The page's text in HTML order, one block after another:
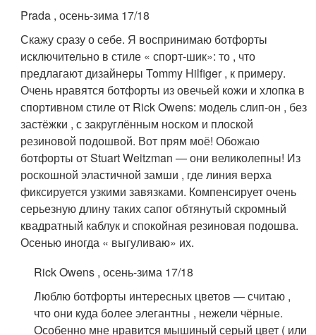
Prada , осень-зима 17/18
Скажу сразу о себе. Я воспринимаю ботфорты
исключительно в стиле « спорт-шик»: то , что
предлагают дизайнеры Tommy Hilfiger , к примеру.
Очень нравятся ботфорты из овечьей кожи и хлопка в
спортивном стиле от Rick Owens: модель слип-он , без
застёжки , с закруглённым носком и плоской
резиновой подошвой. Вот прям моё! Обожаю
ботфорты от Stuart Weitzman — они великолепны! Из
роскошной эластичной замши , где линия верха
фиксируется узкими завязками. Компенсирует очень
серьезную длину таких сапог обтянутый скромный
квадратный каблук и спокойная резиновая подошва.
Осенью иногда « выгуливаю» их.
Rick Owens , осень-зима 17/18
Люблю ботфорты интересных цветов — считаю ,
что они куда более элегантны , нежели чёрные.
Особенно мне нравится мышиный серый цвет ( или